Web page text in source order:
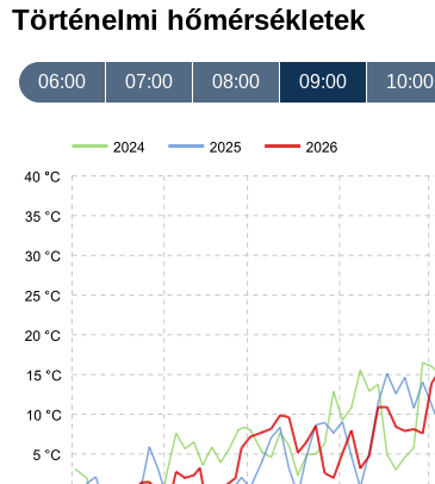
Történelmi hőmérsékletek
06:00 07:00 08:00 09:00 10:00